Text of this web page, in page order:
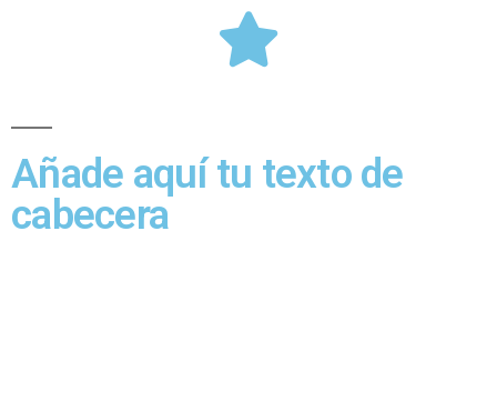
Añade aquí tu texto de
cabecera